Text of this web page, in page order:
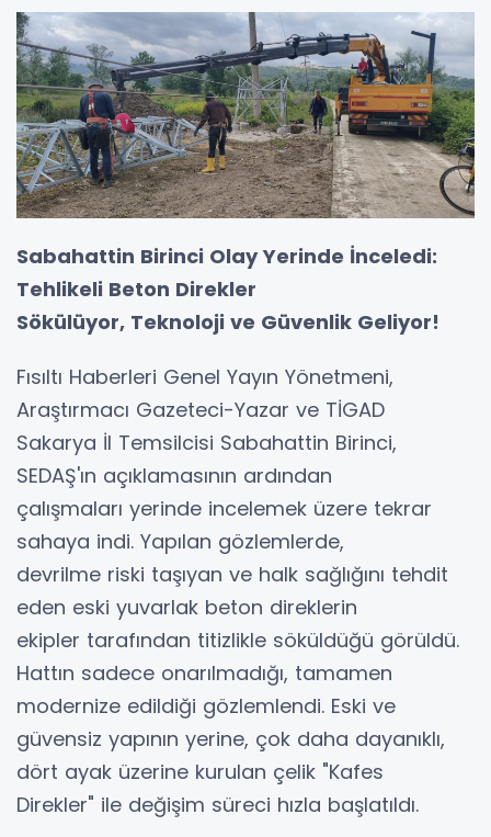
Sabahattin Birinci Olay Yerinde İnceledi:
Tehlikeli Beton Direkler
Sökülüyor, Teknoloji ve Güvenlik Geliyor!
Fısıltı Haberleri Genel Yayın Yönetmeni,
Araştırmacı Gazeteci-Yazar ve TİGAD
Sakarya İl Temsilcisi Sabahattin Birinci,
SEDAŞ'ın açıklamasının ardından
çalışmaları yerinde incelemek üzere tekrar
sahaya indi. Yapılan gözlemlerde,
devrilme riski taşıyan ve halk sağlığını tehdit
eden eski yuvarlak beton direklerin
ekipler tarafından titizlikle söküldüğü görüldü.
Hattın sadece onarılmadığı, tamamen
modernize edildiği gözlemlendi. Eski ve
güvensiz yapının yerine, çok daha dayanıklı,
dört ayak üzerine kurulan çelik "Kafes
Direkler" ile değişim süreci hızla başlatıldı.